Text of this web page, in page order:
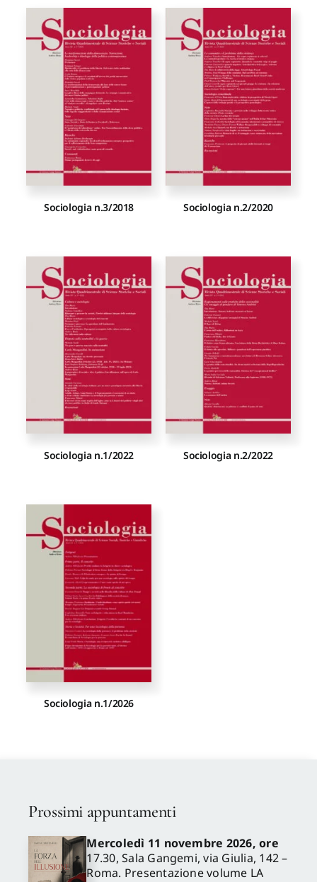
Sociologia n.3/2018 Sociologia n.2/2020
Sociologia n.1/2022 Sociologia n.2/2022
Sociologia n.1/2026
Prossimi appuntamenti
Mercoledì 11 novembre 2026, ore
17.30, Sala Gangemi, via Giulia, 142 –
Roma. Presentazione volume LA